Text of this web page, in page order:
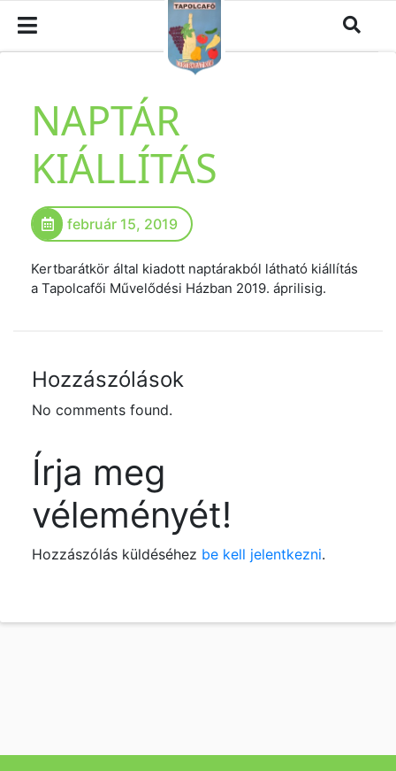
NAPTÁR
KIÁLLÍTÁS
február 15, 2019
Kertbarátkör által kiadott naptárakból látható kiállítás
a Tapolcafői Művelődési Házban 2019. áprilisig.
Hozzászólások
No comments found.
Írja meg
véleményét!
Hozzászólás küldéséhez be kell jelentkezni.